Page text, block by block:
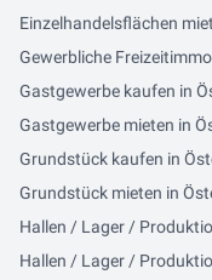
Einzelhandelsflächen
Gewerbliche
Gastgewerbe kaufen in
Gastgewerbe mieten in
Grundstück kaufen in
Grundstück mieten in
Hallen / Lager /
Hallen / Lager /